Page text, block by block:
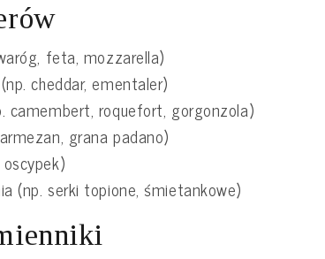
feta, mozzarella)
cheddar, ementaler)
camembert, roquefort, gorgonzola)
grana padano)
(np. serki topione, śmietankowe)